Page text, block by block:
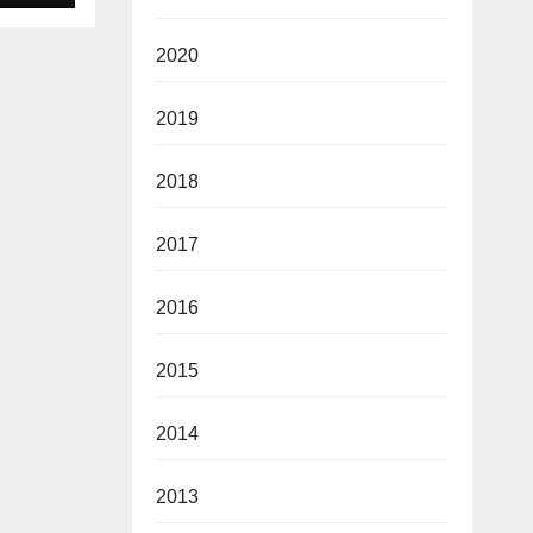
2020
2019
2018
2017
2016
2015
2014
2013